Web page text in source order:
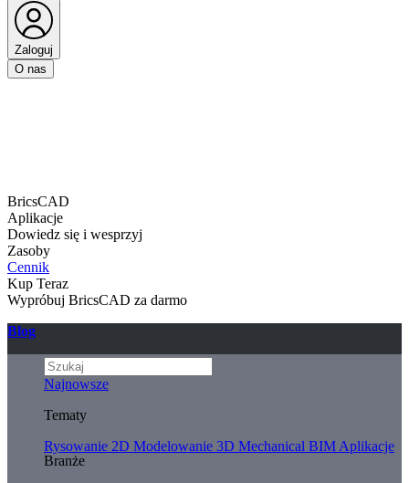
Zaloguj
O nas
BricsCAD
Aplikacje
Dowiedz się i wesprzyj
Zasoby
Cennik
Kup Teraz
Wypróbuj BricsCAD za darmo
Blog
Najnowsze
Tematy
Rysowanie 2D Modelowanie 3D Mechanical BIM Aplikacje
Branże